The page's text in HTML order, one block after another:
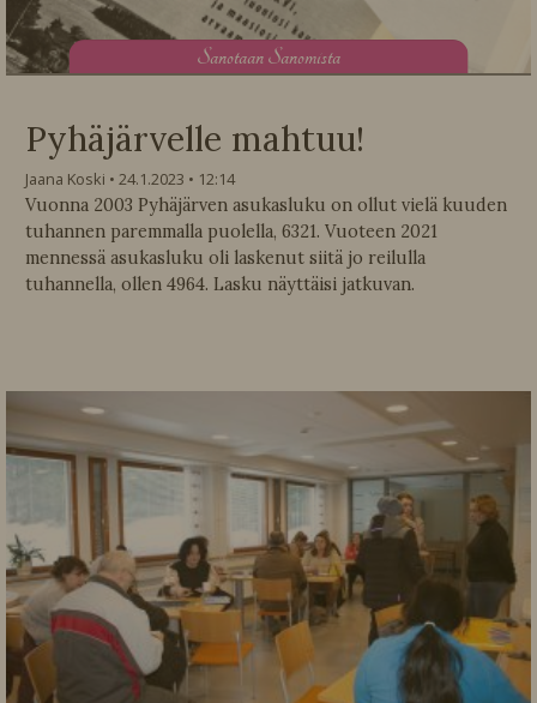
Sanotaan Sanomista
Pyhäjärvelle mahtuu!
Jaana Koski 24.1.2023
12:14
Vuonna 2003 Pyhäjärven asukasluku on ollut vielä kuuden
tuhannen paremmalla puolella, 6321. Vuoteen 2021
mennessä asukasluku oli laskenut siitä jo reilulla
tuhannella, ollen 4964. Lasku näyttäisi jatkuvan.